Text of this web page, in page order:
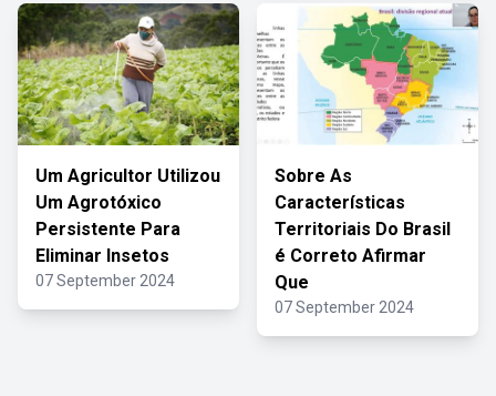
Um Agricultor Utilizou
Um Agrotóxico
Persistente Para
Eliminar Insetos
07 September 2024
Sobre As
Características
Territoriais Do Brasil
é Correto Afirmar
Que
07 September 2024